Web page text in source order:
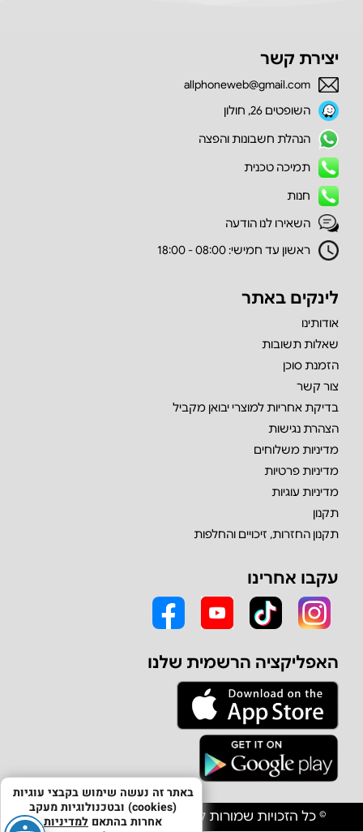
יצירת קשר
allphoneweb@gmail.com
השופטים 26, חולון
הנהלת חשבונות והפצה
תמיכה טכנית
חנות
השאירו לנו הודעה
ראשון עד חמישי: 08:00 - 18:00
לינקים באתר
אודותינו
שאלות תשובות
הזמנת סוכן
צור קשר
בדיקת אחריות למוצרי יבואן מקביל
הצהרת נגישות
מדיניות משלוחים
מדיניות פרטיות
מדיניות עוגיות
תקנון
תקנון החזרות, זיכויים והחלפות
עקבו אחרינו
האפליקציה הרשמית שלנו
© כל הזכויות שמורות לחברת אולפון יבוא וסחר בע"מ
באתר זה נעשה שימוש בקבצי עוגיות
(cookies) ובטכנולוגיות מעקב
אחרות בהתאם למדיניות